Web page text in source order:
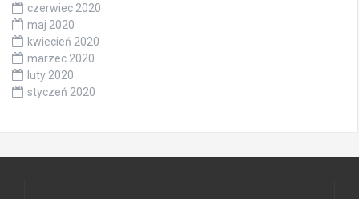
czerwiec 2020
maj 2020
kwiecień 2020
marzec 2020
luty 2020
styczeń 2020